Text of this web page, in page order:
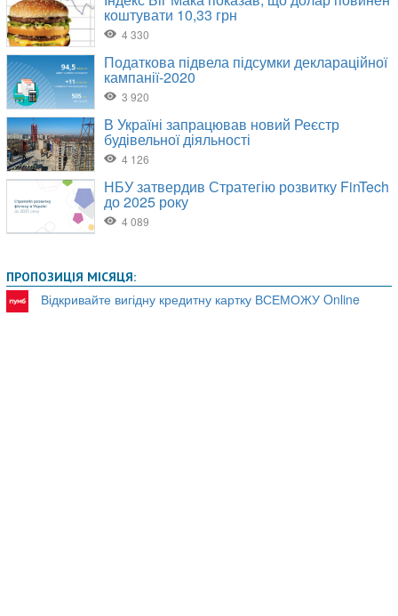
ПРОПОЗИЦІЯ МІСЯЦЯ:
Відкривайте вигідну кредитну картку ВСЕМОЖУ Online